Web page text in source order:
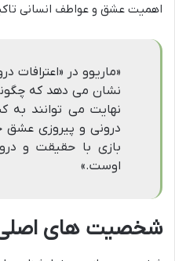
اهمیت عشق و عواطف انسانی
«ماریوو در «اعترافات
نشان می دهد که
نهایت می توانند
درونی و پیروزی
بازی با حقیقت و
اوست.»
شخصیت های اصلی: